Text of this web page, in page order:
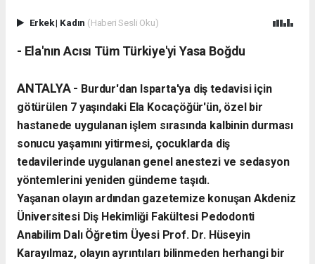
Erkek| Kadın (Haberi Sesli Oku)
- Ela'nın Acısı Tüm Türkiye'yi Yasa Boğdu
ANTALYA - Burdur'dan Isparta'ya diş tedavisi için
götürülen 7 yaşındaki Ela Kocaçöğür'ün, özel bir
hastanede uygulanan işlem sırasında kalbinin durması
sonucu yaşamını yitirmesi, çocuklarda diş
tedavilerinde uygulanan genel anestezi ve sedasyon
yöntemlerini yeniden gündeme taşıdı.
Yaşanan olayın ardından gazetemize konuşan Akdeniz
Üniversitesi Diş Hekimliği Fakültesi Pedodonti
Anabilim Dalı Öğretim Üyesi Prof. Dr. Hüseyin
Karayılmaz, olayın ayrıntıları bilinmeden herhangi bir